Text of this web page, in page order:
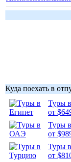
Куда поехать в
Туры
от
Туры
от
Туры
от